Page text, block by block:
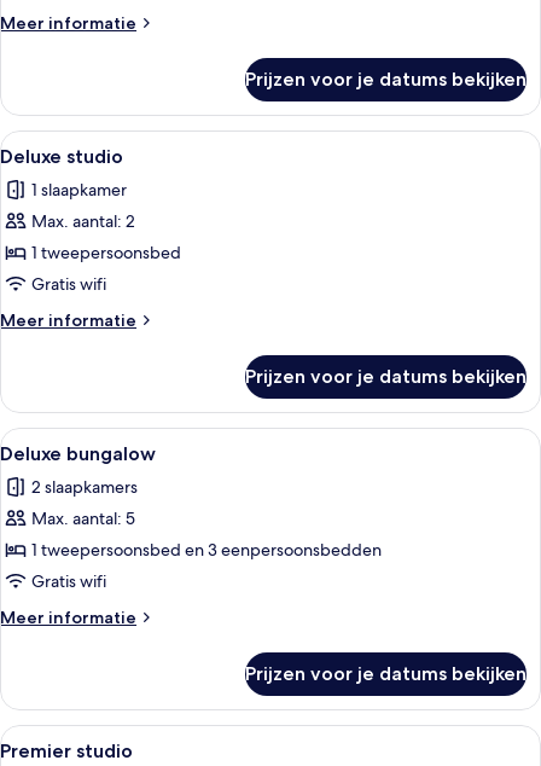
Meer informatie
Meer
studio
Prijzen voor je datums bekijken
Alle
foto's
voor
Deluxe
studio
laden
Een moderne hotelkamer met een
4
Deluxe studio
1 slaapkamer
Max. aantal: 2
1 tweepersoonsbed
Gratis wifi
Meer informatie
Meer
studio
Prijzen voor je datums bekijken
Alle
foto's
voor
Deluxe
bungalow
laden
Een modern
5
Deluxe bungalow
2 slaapkamers
Max. aantal: 5
1 tweepersoonsbed en 3 eenpersoonsbedden
Gratis wifi
Meer informatie
Meer
bungalow
Prijzen voor je datums bekijken
Alle
Een ruimtelijk ingerichte leefruimte
4
Premier studio